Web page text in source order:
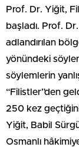
Prof. Dr. Yiğit,
başladı. Prof.
adlandırılan
yönündeki
söylemlerin
“Filistler”den
250 kez
Yiğit, Babil
Osmanlı